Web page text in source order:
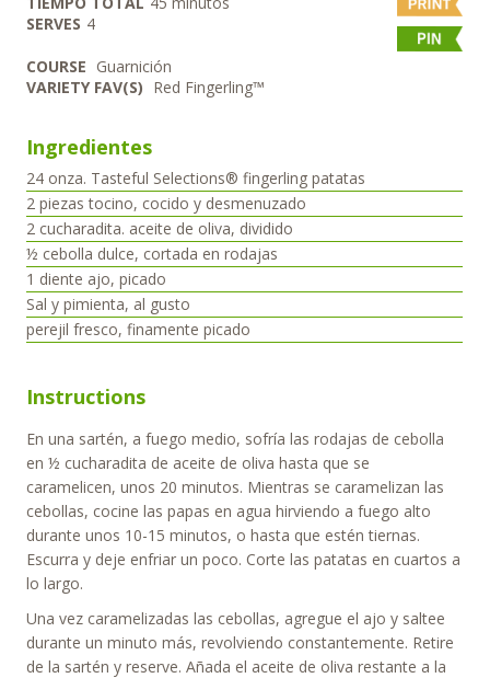
SERVES 4
COURSE Guarnición
VARIETY FAV(S) Red Fingerling™
Ingredientes
24 onza. Tasteful Selections® fingerling patatas
2 piezas tocino, cocido y desmenuzado
2 cucharadita. aceite de oliva, dividido
½ cebolla dulce, cortada en rodajas
1 diente ajo, picado
Sal y pimienta, al gusto
perejil fresco, finamente picado
Instructions
En una sartén, a fuego medio, sofría las rodajas de cebolla
en ½ cucharadita de aceite de oliva hasta que se
caramelicen, unos 20 minutos. Mientras se caramelizan las
cebollas, cocine las papas en agua hirviendo a fuego alto
durante unos 10-15 minutos, o hasta que estén tiernas.
Escurra y deje enfriar un poco. Corte las patatas en cuartos a
lo largo.
Una vez caramelizadas las cebollas, agregue el ajo y saltee
durante un minuto más, revolviendo constantemente. Retire
de la sartén y reserve. Añada el aceite de oliva restante a la